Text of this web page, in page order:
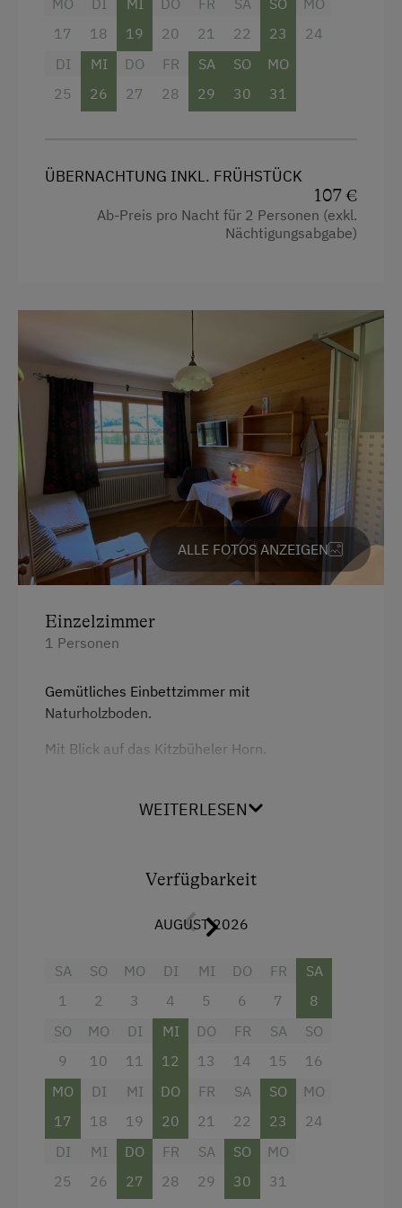
Tennishalle
Tischtennis
17
18
19
20
21
22
23
24
DI
25
MI
26
DO
27
FR
28
SA
29
SO
30
MO
31
ÜBERNACHTUNG INKL. FRÜHSTÜCK
107 €
Ab-Preis pro Nacht für 2 Personen (exkl.
Nächtigungsabgabe)
ALLE FOTOS ANZEIGEN
Einzelzimmer
1 Personen
Gemütliches Einbettzimmer mit
Naturholzboden.
Mit Blick auf das Kitzbüheler Horn.
Zimmer ist am Gang.
Fernseher
Handtücher
Haupthaus
Einzelbett
WEITERLESEN
Verfügbarkeit
AUGUST 2026
SA
1
SO
2
MO
3
DI
4
MI
5
DO
6
FR
7
SA
8
SO
9
MO
10
DI
11
MI
12
DO
13
FR
14
SA
15
SO
16
MO
17
DI
18
MI
19
DO
20
FR
21
SA
22
SO
23
MO
24
DI
25
MI
26
DO
27
FR
28
SA
29
SO
30
MO
31